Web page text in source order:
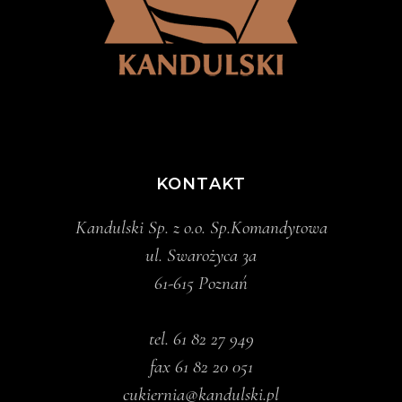
KONTAKT
Kandulski Sp. z o.o. Sp.Komandytowa
ul. Swarożyca 3a
61-615 Poznań
tel. 61 82 27 949
fax 61 82 20 051
cukiernia@kandulski.pl